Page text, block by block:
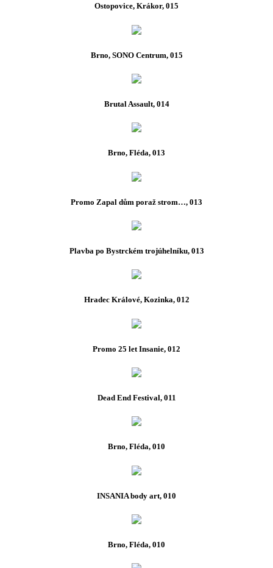
Ostopovice, Krákor, 015
Brno, SONO Centrum, 015
Brutal Assault, 014
Brno, Fléda, 013
Promo Zapal dům poraž strom…, 013
Plavba po Bystrckém trojúhelníku, 013
Hradec Králové, Kozinka, 012
Promo 25 let Insanie, 012
Dead End Festival, 011
Brno, Fléda, 010
INSANIA body art, 010
Brno, Fléda, 010